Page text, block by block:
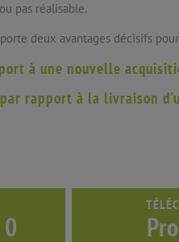
pas réalisable.
deux avantages décisifs
à une nouvelle
rapport à la livraison